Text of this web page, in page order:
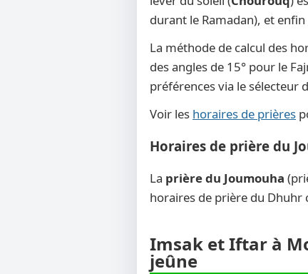
durant le Ramadan), et
La méthode de calcul des
des angles de 15° pour le
préférences via le sélecteur
Voir les horaires de prières
Horaires de prière du
La prière du Joumouha
horaires de prière du
Imsak et Iftar à
jeûne